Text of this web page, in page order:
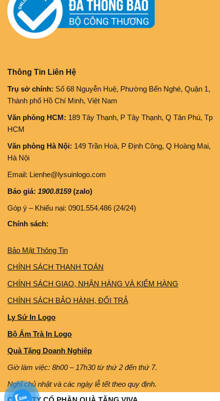
Thông Tin Liên Hệ
Trụ sở chính: Số 68 Nguyễn Huệ, Phường Bến Nghé, Quận 1,
Thành phố Hồ Chí Minh, Việt Nam
Văn phòng HCM: 189 Tây Thạnh, P Tây Thạnh, Q Tân Phú, Tp
HCM
Văn phòng Hà Nội: 149 Trần Hoà, P Định Công, Q Hoàng Mai,
Hà Nội
Email: Lienhe@lysuinlogo.com
Báo giá: 1900.8159(zalo)
Góp ý – Khiếu nại: 0901.554.486 (24/24)
Chính sách:
Bảo Mật Thông Tin
CHÍNH SÁCH THANH TOÁN
CHÍNH SÁCH GIAO, NHẬN HÀNG VÀ KIỂM HÀNG
CHÍNH SÁCH BẢO HÀNH, ĐỔI TRẢ
Ly Sứ In Logo
Bộ Ấm Trà In Logo
Quà Tặng Doanh Nghiệp
Giờ làm việc: 8h00 – 17h30 từ thứ 2 đến thứ 7.
Nghỉ chủ nhật và các ngày lễ tết theo quy định.